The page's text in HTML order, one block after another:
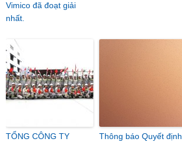
Vimico đã đoạt giải
nhất.
TỔNG CÔNG TY
Thông báo Quyết định